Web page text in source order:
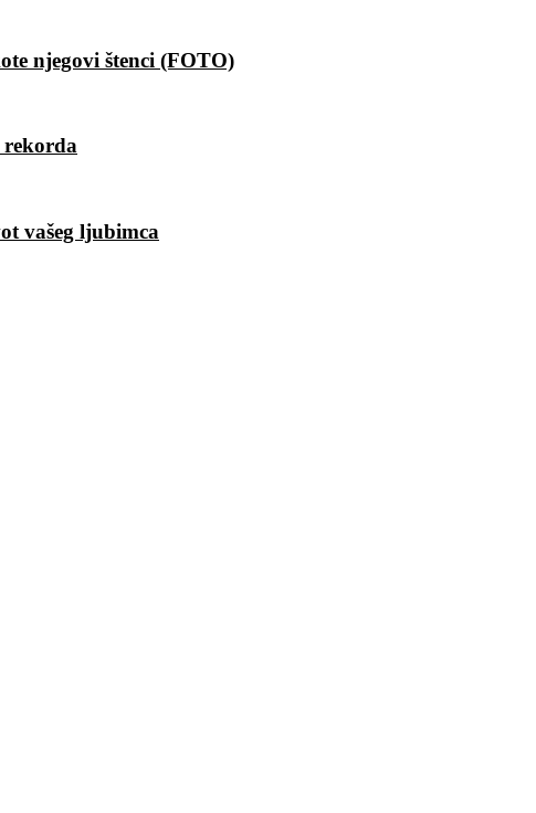
njegovi štenci (FOTO)
vašeg ljubimca